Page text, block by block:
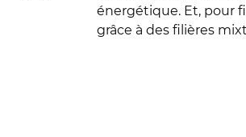
énergétique. Et, pour
grâce à des filières